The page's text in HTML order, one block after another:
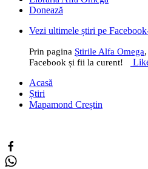
Donează
Vezi ultimele știri pe
Prin pagina Știrile Alfa Omega
Facebook și fii la curent!
Acasă
Știri
Mapamond Creștin